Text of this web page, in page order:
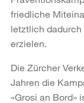
friedliche
letztlich dadurch
erzielen.
Die Zürcher
Jahren die
«Grosi an Bord»